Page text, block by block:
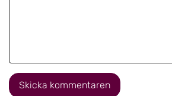
Skicka kommentaren